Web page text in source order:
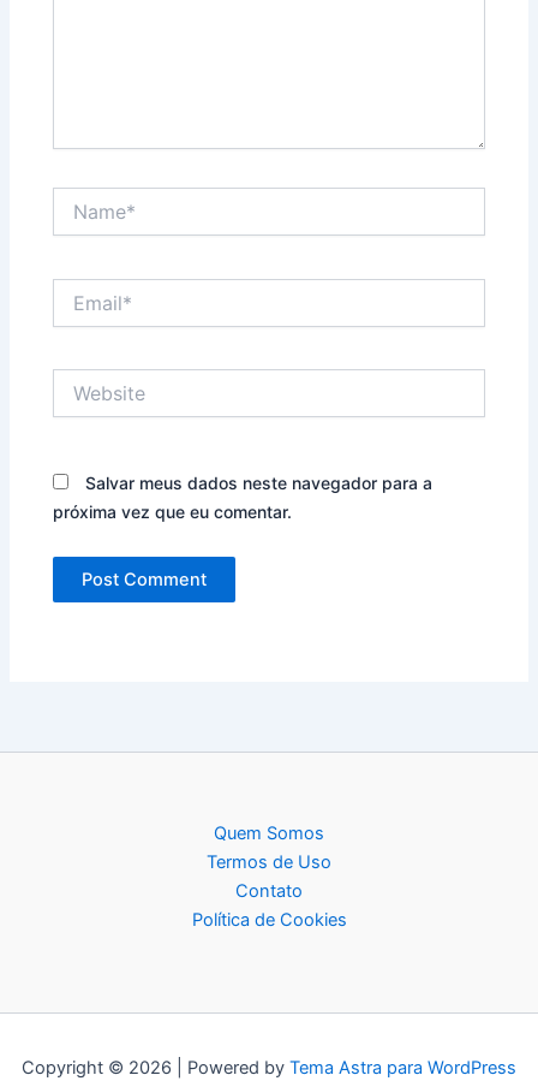
Salvar meus dados neste navegador para a
próxima vez que eu comentar.
Quem Somos
Termos de Uso
Contato
Política de Cookies
Copyright © 2026 | Powered by Tema Astra para WordPress